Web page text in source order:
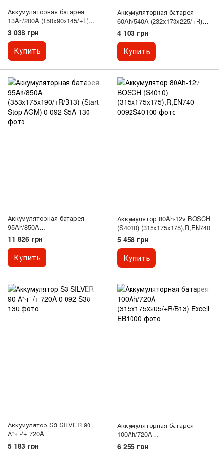
Аккумуляторная батарея
13Ah/200A (150x90x145/+L)
(Start-Stop/вспомогательная)
3 038 грн
Купить
Аккумуляторная батарея
60Ah/540A (232x173x225/+R)
S4 Азия
4 103 грн
Купить
Аккумуляторная батарея
95Ah/850A
(353x175x190/+R/B13) (Start-
Stop AGM)
11 826 грн
Купить
Аккумулятор 80Ah-12v BOSCH
(S4010) (315x175x175),R,EN740
5 458 грн
Купить
Аккумулятор S3 SILVER 90
А*ч -/+ 720A
5 183 грн
Аккумуляторная батарея
100Ah/720A
(315x175x205/+R/B13) Excell
6 255 грн